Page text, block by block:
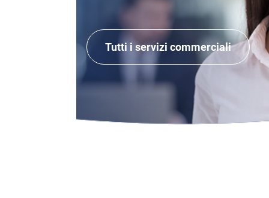
Tutti i servizi commerciali